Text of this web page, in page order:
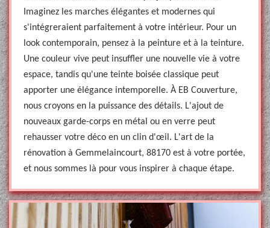
Imaginez les marches élégantes et modernes qui
s'intégreraient parfaitement à votre intérieur. Pour un
look contemporain, pensez à la peinture et à la teinture.
Une couleur vive peut insuffler une nouvelle vie à votre
espace, tandis qu'une teinte boisée classique peut
apporter une élégance intemporelle. À EB Couverture,
nous croyons en la puissance des détails. L'ajout de
nouveaux garde-corps en métal ou en verre peut
rehausser votre déco en un clin d'œil. L'art de la
rénovation à Gemmelaincourt, 88170 est à votre portée,
et nous sommes là pour vous inspirer à chaque étape.